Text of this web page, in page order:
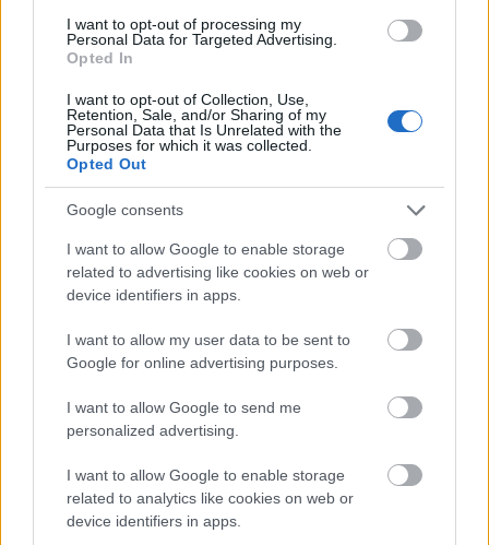
I want to opt-out of processing my
Personal Data for Targeted Advertising.
Opted In
I want to opt-out of Collection, Use,
Retention, Sale, and/or Sharing of my
Personal Data that Is Unrelated with the
Purposes for which it was collected.
Opted Out
Google consents
I want to allow Google to enable storage
related to advertising like cookies on web or
device identifiers in apps.
I want to allow my user data to be sent to
Google for online advertising purposes.
I want to allow Google to send me
personalized advertising.
I want to allow Google to enable storage
related to analytics like cookies on web or
device identifiers in apps.
mint egy hét, de még mindig nem zártam le
magamban az…
Egerek a zsebben, macskák a tetőn
II. Pesti Színház – Macska a forró
bádogtetőn 2023.12.06.
•2023. december 16.